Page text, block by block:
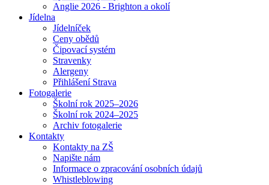
Anglie 2026 - Brighton a okolí
Jídelna
Jídelníček
Ceny obědů
Čipovací systém
Stravenky
Alergeny
Přihlášení Strava
Fotogalerie
Školní rok 2025–2026
Školní rok 2024–2025
Archiv fotogalerie
Kontakty
Kontakty na ZŠ
Napište nám
Informace o zpracování osobních údajů
Whistleblowing